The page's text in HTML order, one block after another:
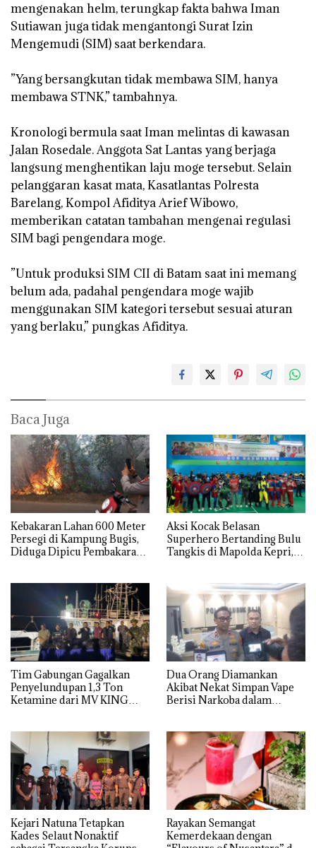
mengenakan helm, terungkap fakta bahwa Iman
Sutiawan juga tidak mengantongi Surat Izin
Mengemudi (SIM) saat berkendara.
‎”Yang bersangkutan tidak membawa SIM, hanya
membawa STNK,” tambahnya.
‎Kronologi bermula saat Iman melintas di kawasan
Jalan Rosedale. Anggota Sat Lantas yang berjaga
langsung menghentikan laju moge tersebut. Selain
pelanggaran kasat mata, Kasatlantas Polresta
Barelang, Kompol Afiditya Arief Wibowo,
memberikan catatan tambahan mengenai regulasi
SIM bagi pengendara moge.
‎”Untuk produksi SIM CII di Batam saat ini memang
belum ada, padahal pengendara moge wajib
menggunakan SIM kategori tersebut sesuai aturan
yang berlaku,” pungkas Afiditya.
Baca Juga
Kebakaran Lahan 600 Meter
Persegi di Kampung Bugis,
Diduga Dipicu Pembakaran
Aksi Kocak Belasan
Superhero Bertanding Bulu
Tangkis di Mapolda Kepri,
Tim Gabungan Gagalkan
Penyelundupan 1,3 Ton
Ketamine dari MV KING
Dua Orang Diamankan
Akibat Nekat Simpan Vape
Berisi Narkoba dalam
Kejari Natuna Tetapkan
Kades Selaut Nonaktif
Rayakan Semangat
Kemerdekaan dengan